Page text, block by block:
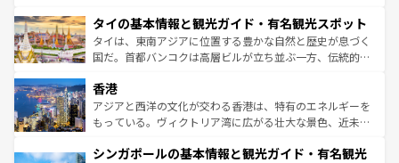
わってみてほしい。 なお、新着の韓国情報はコンテンツ一
覧 を参照してほしい。
急速な発展と共に伝統が息づく。ハノイの古い町並みやホ
ーチミン市のフランス統治時代の建物も、独特の雰囲気を
醸し出している。また、バラエティの豊かさとおいしさで
とつ。フォーやバインミー、ベトナムコーヒーなどは、ぜ
ひ現地で味わいたい。どの地域を訪れてもあたたかい人々
が旅行者を迎えてくれるので、きっと忘れられない旅にな
参照してほしい。
タイの基本情報と観光ガイド・有名観光スポット
タイは、東南アジアに位置する豊かな自然と歴史が息づく
国だ。首都バンコクは高層ビルが立ち並ぶ一方、伝統的な
の活気が交差している。北部ではチェンマイなどの山岳地
帯で自然と触れ合い、南部ではプーケットやクラビの美し
いビーチでリゾート気分を楽しむことができる。タイ料理
激する。気候は一年中温暖で、どの季節にも異なる楽しみ
香港
アジアと西洋の文化が交わる香港は、特有のエネルギーを
もっている。ヴィクトリア湾に広がる壮大な景色、近未来
み、どこを訪れても感動するはず。観光スポットが密集し
シンガポールの基本情報と観光ガイド・有名観光